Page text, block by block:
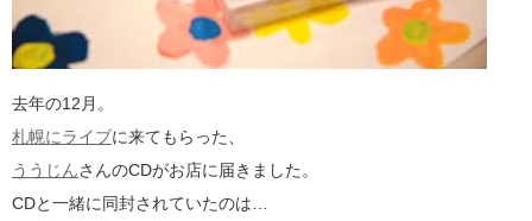
去年の12月。
札幌にライブに来てもらった、
ううじんさんのCDがお店に届きました。
CDと一緒に同封されていたのは…